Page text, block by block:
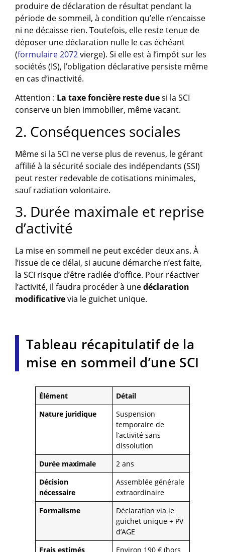
produire de déclaration de résultat pendant la
période de sommeil, à condition qu’elle n’encaisse
ni ne décaisse rien. Toutefois, elle reste tenue de
déposer une déclaration nulle le cas échéant
(formulaire 2072vierge). Si elle est à l’impôt sur les
sociétés (IS), l’obligation déclarative persiste même
en cas d’inactivité.
Attention : La taxe foncière reste duesi la SCI
conserve un bien immobilier, même vacant.
2. Conséquences sociales
Même si la SCI ne verse plus de revenus, le gérant
affilié à la sécurité sociale des indépendants (SSI)
peut rester redevable de cotisations minimales,
sauf radiation volontaire.
3. Durée maximale et reprise
d’activité
La mise en sommeil ne peut excéder deux ans. À
l’issue de ce délai, si aucune démarche n’est faite,
la SCI risque d’être radiée d’office. Pour réactiver
l’activité, il faudra procéder à unedéclaration
modificativevia le guichet unique.
Tableau récapitulatif de la
mise en sommeil d’une SCI
Élément
Détail
Nature juridique
Suspension
temporaire de
l’activité sans
dissolution
Durée maximale
2 ans
Décision
nécessaire
Assemblée générale
extraordinaire
Formalisme
Déclaration via le
guichet unique + PV
d’AGE
Frais estimés
Environ 190 € (hors